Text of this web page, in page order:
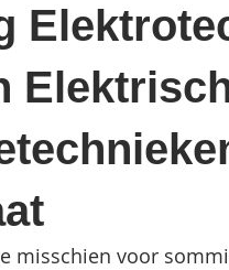
misschien voor